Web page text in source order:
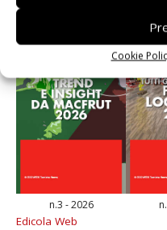
Cookie
n.3 - 2026
Edicola Web